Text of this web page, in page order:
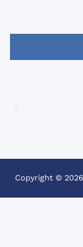
Copyright ©